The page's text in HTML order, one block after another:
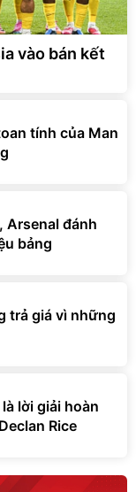
vào bán kết
tính của Man
Arsenal đánh
bảng
trả giá vì những
lời giải hoàn
Rice